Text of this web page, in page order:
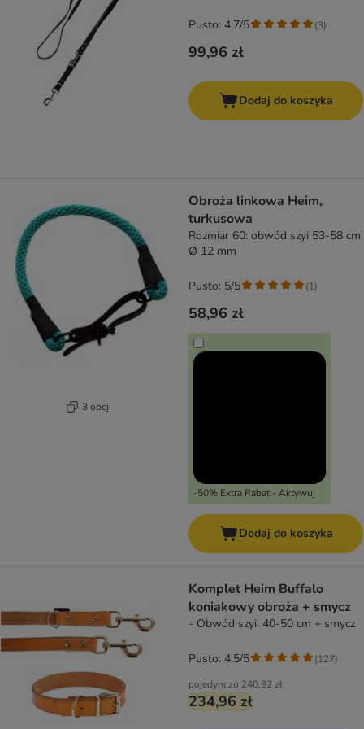
99,96 zł
Pusto: 4.7/5 (3)
Dodaj do koszyka
3 opcji
Obroża linkowa Heim,
turkusowa
Rozmiar 60: obwód szyi 53-58 cm,
Ø 12 mm
58,96 zł
-50% Extra Rabat - Aktywuj
Pusto: 5/5 (1)
Dodaj do koszyka
Komplet Heim Buffalo
koniakowy obroża + smycz
- Obwód szyi: 40-50 cm + smycz
pojedynczo 240,92 zł
234,96 zł
Pusto: 4.5/5 (127)